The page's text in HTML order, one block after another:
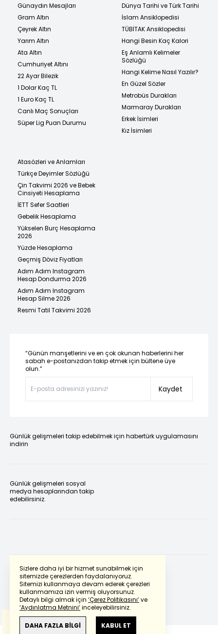
Sizlere daha iyi bir hizmet sunabilmek için
sitemizde çerezlerden faydalanıyoruz.
Sitemizi kullanmaya devam ederek çerezleri
kullanmamıza izin vermiş oluyorsunuz.
Detaylı bilgi almak için ‘Çerez Politikasını’ve
‘Aydınlatma Metnini’inceleyebilirsiniz.
DAHA FAZLA BİLGİ KABUL ET
Günaydın Mesajları
Gram Altın
Çeyrek Altın
Yarım Altın
Ata Altın
Cumhuriyet Altını
22 Ayar Bilezik
1 Dolar Kaç TL
1 Euro Kaç TL
Canlı Maç Sonuçları
Süper Lig Puan Durumu
Dünya Tarihi ve Türk Tarihi
İslam Ansiklopedisi
TÜBİTAK Ansiklopedisi
Hangi Besin Kaç Kalori
Eş Anlamlı Kelimeler
Sözlüğü
Hangi Kelime Nasıl Yazılır?
En Güzel Sözler
Metrobüs Durakları
Marmaray Durakları
Erkek İsimleri
Kız İsimleri
Atasözleri ve Anlamları
Türkçe Deyimler Sözlüğü
Çin Takvimi 2026 ve Bebek
Cinsiyeti Hesaplama
İETT Sefer Saatleri
Gebelik Hesaplama
Yükselen Burç Hesaplama
2026
Yüzde Hesaplama
Geçmiş Döviz Fiyatları
Adım Adım Instagram
Hesap Dondurma 2026
Adım Adım Instagram
Hesap Silme 2026
Resmi Tatil Takvimi 2026
“Günün manşetlerini ve en çok okunan haberlerini her
sabah e-postanızdan takip etmek için bültene üye
olun.”
Kaydet
Günlük gelişmeleri takip edebilmek için habertürk uygulamasını
indirin
Günlük gelişmeleri sosyal
medya hesaplarından takip
edebilirsiniz.
Powered by Translate
Bu çevirideGoogle Transletekullanılmıştır.
Anlam ve çeviri hatalarından
haberturk.com